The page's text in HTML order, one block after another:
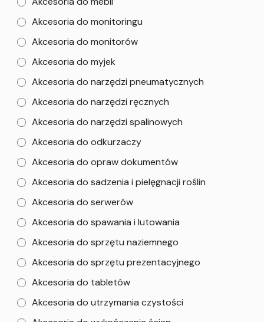
Akcesoria do monitoringu
Akcesoria do monitorów
Akcesoria do myjek
Akcesoria do narzędzi pneumatycznych
Akcesoria do narzędzi ręcznych
Akcesoria do narzędzi spalinowych
Akcesoria do odkurzaczy
Akcesoria do opraw dokumentów
Akcesoria do sadzenia i pielęgnacji roślin
Akcesoria do serwerów
Akcesoria do spawania i lutowania
Akcesoria do sprzętu naziemnego
Akcesoria do sprzętu prezentacyjnego
Akcesoria do tabletów
Akcesoria do utrzymania czystości